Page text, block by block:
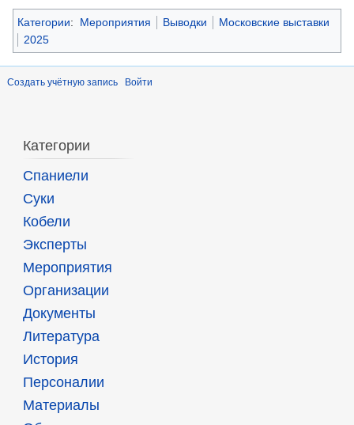
Категории: Мероприятия Выводки
Московские выставки
2025
Создать учётную запись Войти
Категории
Спаниели
Суки
Кобели
Эксперты
Мероприятия
Организации
Документы
Литература
История
Персоналии
Материалы